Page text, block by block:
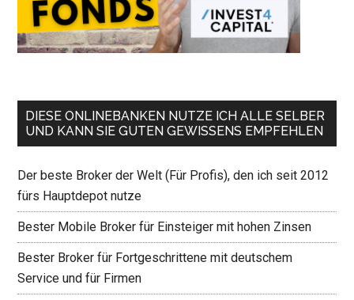
DIESE ONLINEBANKEN NUTZE ICH ALLE SELBER
UND KANN SIE GUTEN GEWISSENS EMPFEHLEN
Der beste Broker der Welt (Für Profis), den ich seit 2012
fürs Hauptdepot nutze
Bester Mobile Broker für Einsteiger mit hohen Zinsen
Bester Broker für Fortgeschrittene mit deutschem
Service und für Firmen